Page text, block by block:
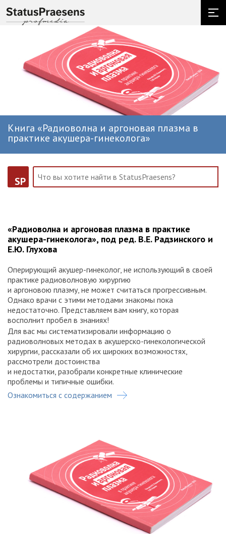
Книга «Радиоволна и аргоновая плазма в
практике акушера-гинеколога»
SP
«Радиоволна и аргоновая плазма в практике
акушера-гинеколога», под ред. В.Е. Радзинского и
Е.Ю. Глухова
Оперирующий акушер-гинеколог, не использующий в своей
практике радиоволновую хирургию
и аргоновою плазму, не может считаться прогрессивным.
Однако врачи с этими методами знакомы пока
недостаточно. Представляем вам книгу, которая
восполнит пробел в знаниях!
Для вас мы систематизировали информацию о
радиоволновых методах в акушерско-гинекологической
хирургии, рассказали об их широких возможностях,
рассмотрели достоинства
и недостатки, разобрали конкретные клинические
проблемы и типичные ошибки.
Ознакомиться с содержанием